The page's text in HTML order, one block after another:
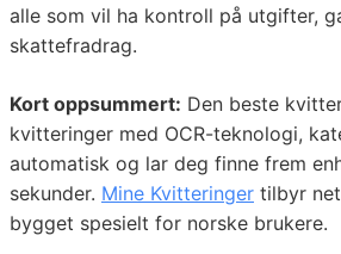
alle som vil ha kontroll på utgifter,
skattefradrag.
Kort oppsummert: Den beste
kvitteringer med OCR-teknologi,
automatisk og lar deg finne frem
sekunder. Mine Kvitteringer tilbyr
bygget spesielt for norske brukere.